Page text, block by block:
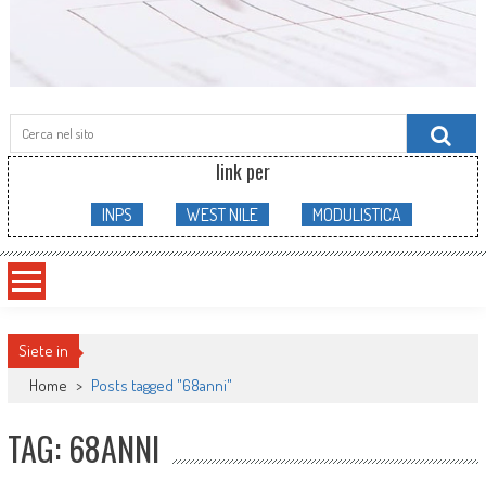
Search
for:
link per
INPS WEST NILE MODULISTICA
Siete in
Home > Posts tagged "68anni"
TAG: 68ANNI